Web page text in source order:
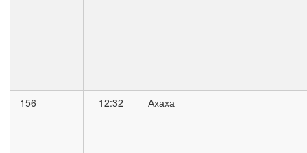
156 12:32 Ахаха